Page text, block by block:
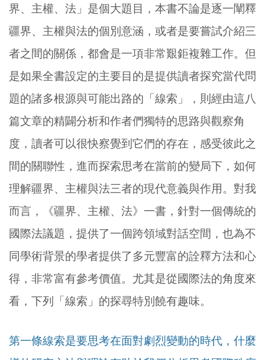
界、主權、法」是個大題目，本書不論是逐一闡釋
疆界、主權與法的個別意涵，或者是要嘗試介紹三
者之間的關係，都會是一項非常艱鉅複雜工作。但
是如果全書設定的主要目的是提供讀者探究當代問
題的諸多根源與可能出路的「線索」，則經由這八
篇文章的精闢分析和作者們獨特的思路與觀察角
度，讀者可以很快察覺到它們的存在，感受彼此之
間的關聯性，進而探索思考在當前的變局下，如何
理解疆界、主權與法三者的現代意義與作用。對我
而言，《疆界、主權、法》一書，針對一個傳統的
國際法議題，提供了一個跨領域對話空間，也為不
同學術背景的學者提供了多元豐富的詮釋方法和心
得，非常富有參考價值。尤其是從國際法的角度來
看，下列「線索」的探尋特別饒有趣味。
第一條線索是要思考在面對劇烈變動的時代，什麼